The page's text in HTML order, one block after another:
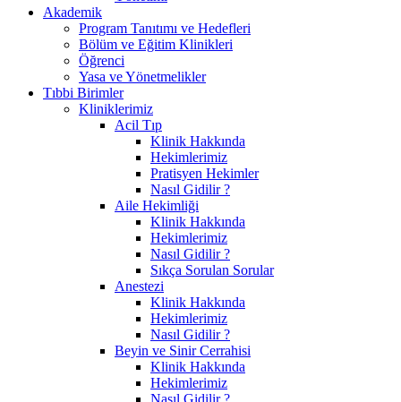
Akademik
Program Tanıtımı ve Hedefleri
Bölüm ve Eğitim Klinikleri
Öğrenci
Yasa ve Yönetmelikler
Tıbbi Birimler
Kliniklerimiz
Acil Tıp
Klinik Hakkında
Hekimlerimiz
Pratisyen Hekimler
Nasıl Gidilir ?
Aile Hekimliği
Klinik Hakkında
Hekimlerimiz
Nasıl Gidilir ?
Sıkça Sorulan Sorular
Anestezi
Klinik Hakkında
Hekimlerimiz
Nasıl Gidilir ?
Beyin ve Sinir Cerrahisi
Klinik Hakkında
Hekimlerimiz
Nasıl Gidilir ?